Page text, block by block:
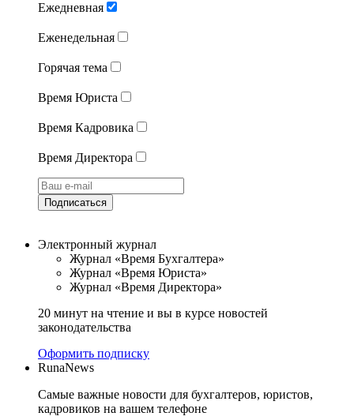
Ежедневная
Еженедельная
Горячая тема
Время Юриста
Время Кадровика
Время Директора
Подписаться
Электронный журнал
Журнал «Время Бухгалтера»
Журнал «Время Юриста»
Журнал «Время Директора»
20 минут на чтение и вы в курсе новостей
законодательства
Оформить подписку
RunaNews
Самые важные новости для бухгалтеров, юристов,
кадровиков на вашем телефоне